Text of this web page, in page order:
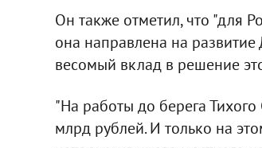
Он также отметил, что "для
она направлена на развитие
весомый вклад в решение
"На работы до берега
млрд рублей. И только на